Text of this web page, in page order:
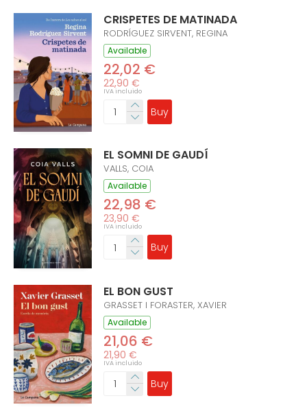
CRISPETES DE MATINADA
RODRÍGUEZ SIRVENT, REGINA
Available
22,02 €
22,90 €
IVA incluido
Buy
EL SOMNI DE GAUDÍ
VALLS, COIA
Available
22,98 €
23,90 €
IVA incluido
Buy
EL BON GUST
GRASSET I FORASTER, XAVIER
Available
21,06 €
21,90 €
IVA incluido
Buy